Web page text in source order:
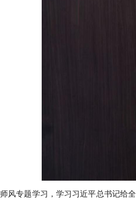
风专题学习，学习习近平总书记给